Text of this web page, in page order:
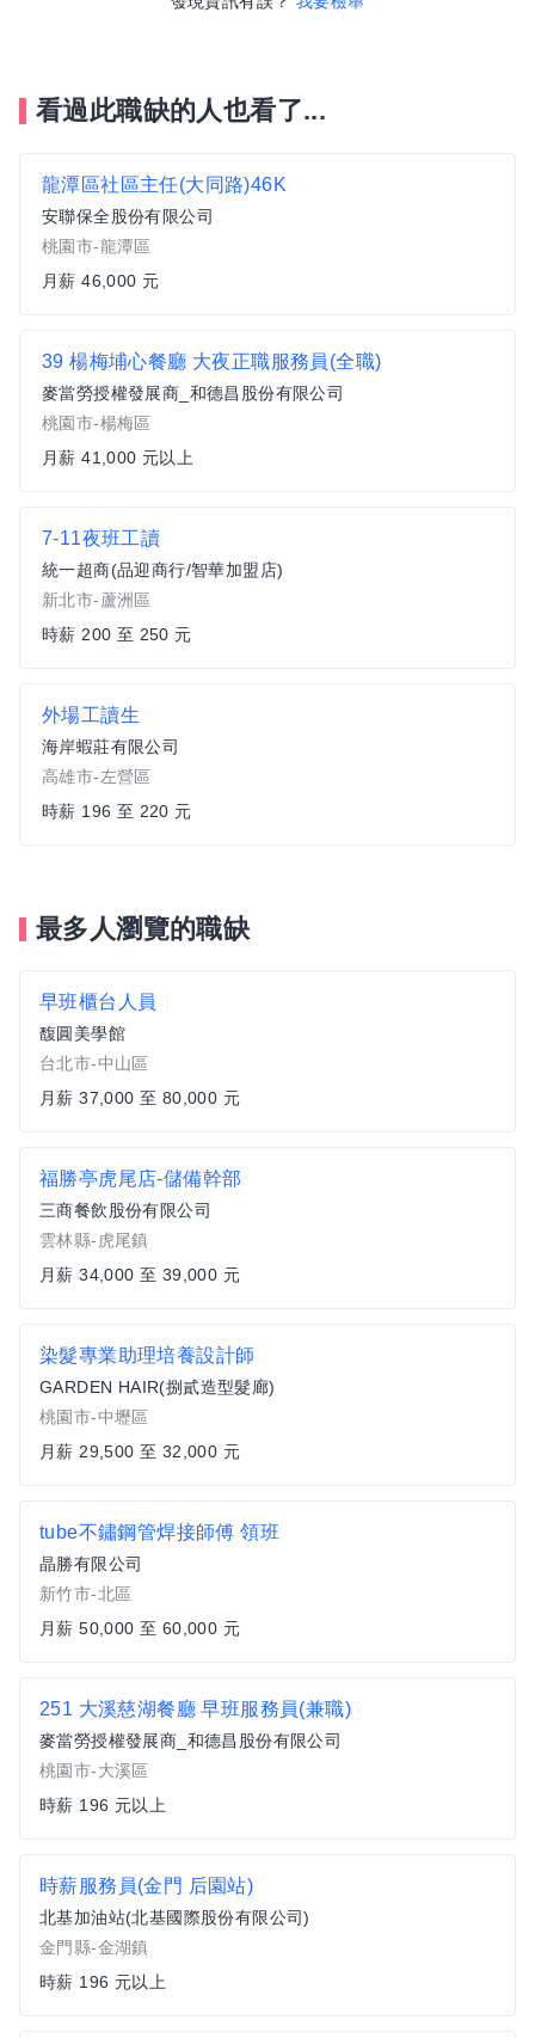
看過此職缺的人也看了...
龍潭區社區主任(大同路)46K
安聯保全股份有限公司
桃園市-龍潭區
月薪 46,000 元
39 楊梅埔心餐廳 大夜正職服務員(全職)
麥當勞授權發展商_和德昌股份有限公司
桃園市-楊梅區
月薪 41,000 元以上
7-11夜班工讀
統一超商(品迎商行/智華加盟店)
新北市-蘆洲區
時薪 200 至 250 元
外場工讀生
海岸蝦莊有限公司
高雄市-左營區
時薪 196 至 220 元
最多人瀏覽的職缺
早班櫃台人員
馥圓美學館
台北市-中山區
月薪 37,000 至 80,000 元
福勝亭虎尾店-儲備幹部
三商餐飲股份有限公司
雲林縣-虎尾鎮
月薪 34,000 至 39,000 元
染髮專業助理培養設計師
GARDEN HAIR(捌貳造型髮廊)
桃園市-中壢區
月薪 29,500 至 32,000 元
tube不鏽鋼管焊接師傅 領班
晶勝有限公司
新竹市-北區
月薪 50,000 至 60,000 元
251 大溪慈湖餐廳 早班服務員(兼職)
麥當勞授權發展商_和德昌股份有限公司
桃園市-大溪區
時薪 196 元以上
時薪服務員(金門 后園站)
北基加油站(北基國際股份有限公司)
金門縣-金湖鎮
時薪 196 元以上